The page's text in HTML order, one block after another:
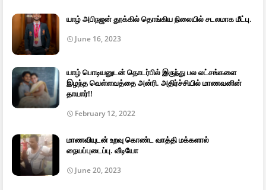
யாழ் அபிநஜன் தூக்கில் தொங்கிய நிலையில் சடலமாக மீட்பு.
June 16, 2023
யாழ் பொடியனுடன் தொடர்பில் இருந்து பல லட்சங்களை
இழந்த வெள்ளவத்தை அன்ரி. அதிர்ச்சியில் மாணவனின்
தாயார்!!
February 12, 2022
மாணவியுடன் உறவு கொண்ட வாத்தி மக்களால்
நையப்புடைப்பு. வீடியோ
June 20, 2023